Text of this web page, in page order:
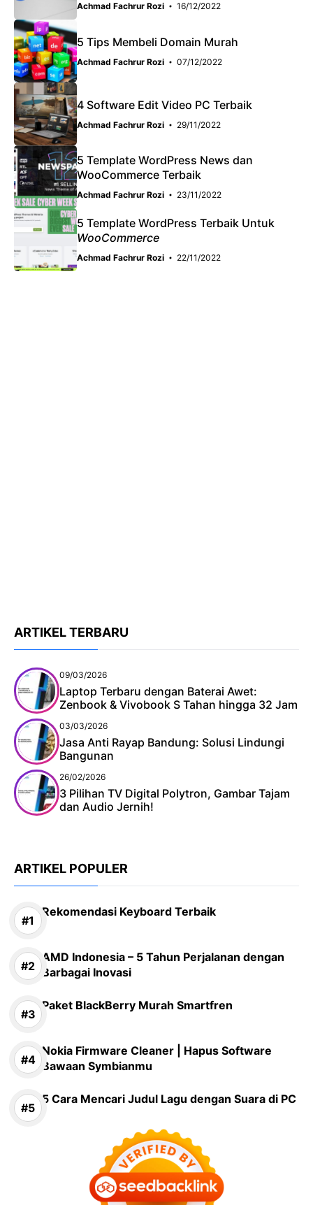
Achmad Fachrur Rozi 16/12/2022
5 Tips Membeli Domain Murah
Achmad Fachrur Rozi 07/12/2022
4 Software Edit Video PC Terbaik
Achmad Fachrur Rozi 29/11/2022
5 Template WordPress News dan
WooCommerce Terbaik
Achmad Fachrur Rozi 23/11/2022
5 Template WordPress Terbaik Untuk
WooCommerce
Achmad Fachrur Rozi 22/11/2022
ARTIKEL TERBARU
09/03/2026
Laptop Terbaru dengan Baterai Awet:
Zenbook & Vivobook S Tahan hingga 32 Jam
03/03/2026
Jasa Anti Rayap Bandung: Solusi Lindungi
Bangunan
26/02/2026
3 Pilihan TV Digital Polytron, Gambar Tajam
dan Audio Jernih!
ARTIKEL POPULER
Rekomendasi Keyboard Terbaik
AMD Indonesia – 5 Tahun Perjalanan dengan
Barbagai Inovasi
Paket BlackBerry Murah Smartfren
Nokia Firmware Cleaner | Hapus Software
Bawaan Symbianmu
5 Cara Mencari Judul Lagu dengan Suara di PC